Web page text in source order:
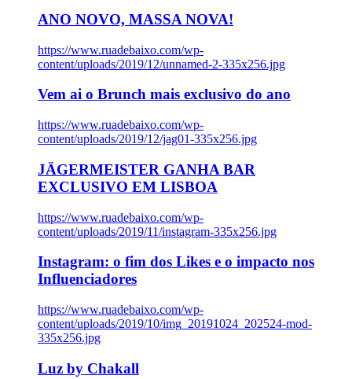
ANO NOVO, MASSA NOVA!
https://www.ruadebaixo.com/wp-
content/uploads/2019/12/unnamed-2-335x256.jpg
Vem ai o Brunch mais exclusivo do ano
https://www.ruadebaixo.com/wp-
content/uploads/2019/12/jag01-335x256.jpg
JÄGERMEISTER GANHA BAR
EXCLUSIVO EM LISBOA
https://www.ruadebaixo.com/wp-
content/uploads/2019/11/instagram-335x256.jpg
Instagram: o fim dos Likes e o impacto nos
Influenciadores
https://www.ruadebaixo.com/wp-
content/uploads/2019/10/img_20191024_202524-mod-
335x256.jpg
Luz by Chakall